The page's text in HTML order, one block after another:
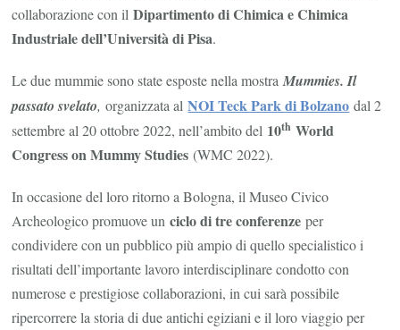
collaborazione con il Dipartimento di Chimica e Chimica
Industriale dell’Università di Pisa.
Le due mummie sono state esposte nella mostraMummies. Il
passato svelato, organizzata alNOI Teck Park di Bolzano dal 2
settembre al 20 ottobre 2022, nell’ambito del 10th World
Congress on Mummy Studies (WMC 2022).
In occasione del loro ritorno a Bologna, il Museo Civico
Archeologico promuove un ciclo di tre conferenzeper
condividere con un pubblico più ampio di quello specialistico i
risultati dell’importante lavoro interdisciplinare condotto con
numerose e prestigiose collaborazioni, in cui sarà possibile
ripercorrere la storia di due antichi egiziani e il loro viaggio per